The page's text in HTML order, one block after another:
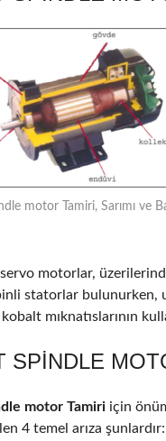
motor Tamiri, Sarımı ve
motorlar,
statorlar bulunurken,
mıknatıslarının
SPINDLE
motor Tamiri için
4 temel arıza